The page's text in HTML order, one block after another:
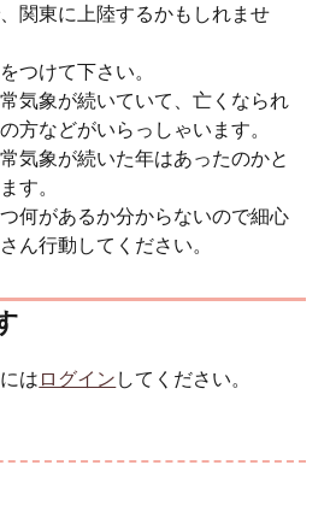
関東に上陸するかもしれませ
つけて下さい。
気象が続いていて、亡くなられ
方などがいらっしゃいます。
気象が続いた年はあったのかと
す。
何があるか分からないので細心
ん行動してください。
はログイン してください。